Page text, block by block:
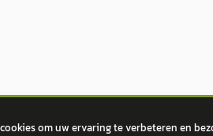
om uw ervaring te verbeteren en